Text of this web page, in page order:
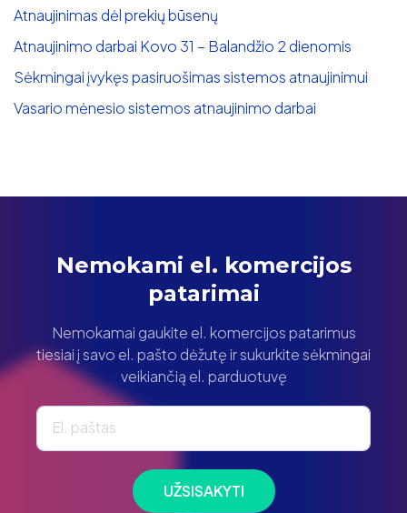
Atnaujinimas dėl prekių būsenų
Atnaujinimo darbai Kovo 31 – Balandžio 2 dienomis
Sėkmingai įvykęs pasiruošimas sistemos atnaujinimui
Vasario mėnesio sistemos atnaujinimo darbai
Nemokami el. komercijos
patarimai
Nemokamai gaukite el. komercijos patarimus
tiesiai į savo el. pašto dėžutę ir sukurkite sėkmingai
veikiančią el. parduotuvę
El. paštas
UŽSISAKYTI